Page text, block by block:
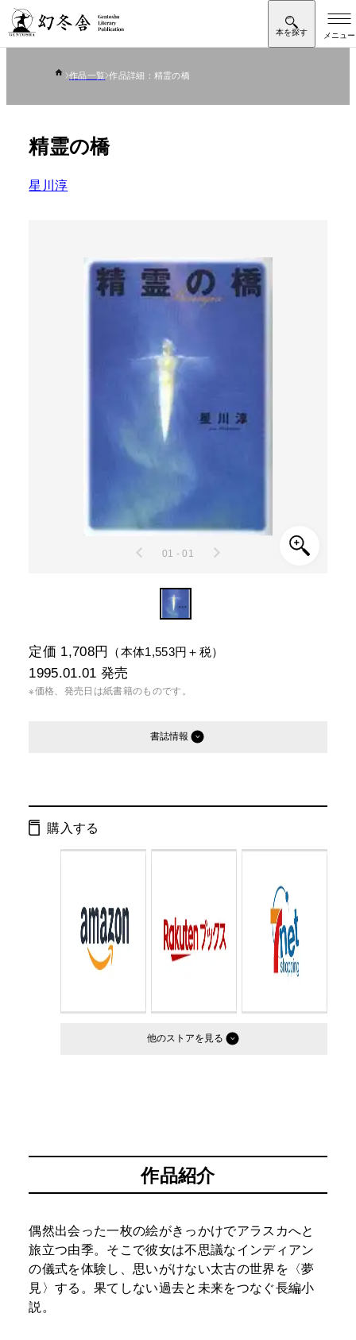
作品一覧 作品詳細：精霊の橋
精霊の橋
星川淳
01 - 01
定価 1,708円 （本体1,553円＋税）
1995.01.01 発売
※価格、発売日は紙書籍のものです。
書誌情報
ISBN： 9784877280437
判型：
購入する
他のストア
作品紹介
偶然出会った一枚の絵がきっかけでアラスカへと
旅立つ由季。そこで彼女は不思議なインディアン
の儀式を体験し、思いがけない太古の世界を〈夢
見〉する。果てしない過去と未来をつなぐ長編小
説。